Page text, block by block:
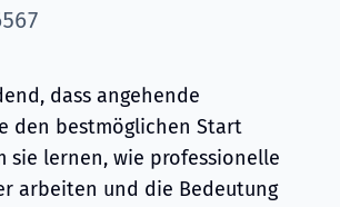
dass angehende
den bestmöglichen Start
sie lernen, wie professionelle
arbeiten und die Bedeutung